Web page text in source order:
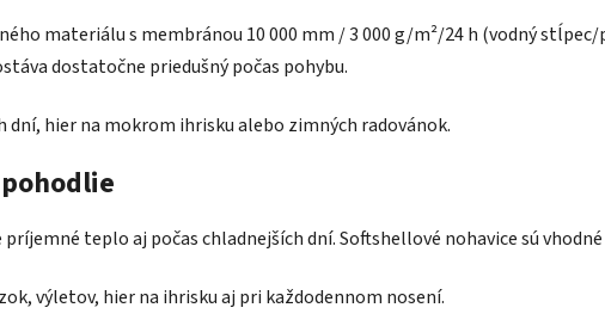
materiálu s membránou 10 000 mm / 3 000 g/m²/24 h (vodný
dostatočne priedušný počas pohybu.
dní, hier na mokrom ihrisku alebo zimných radovánok.
teplo aj počas chladnejších dní. Softshellové nohavice sú vhodné
výletov, hier na ihrisku aj pri každodennom nosení.